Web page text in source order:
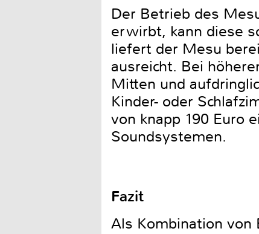
Der Betrieb des
erwirbt, kann diese
liefert der Mesu
ausreicht. Bei
Mitten und
Kinder- oder
von knapp 190 Euro
Soundsystemen.
Fazit
Als Kombination von